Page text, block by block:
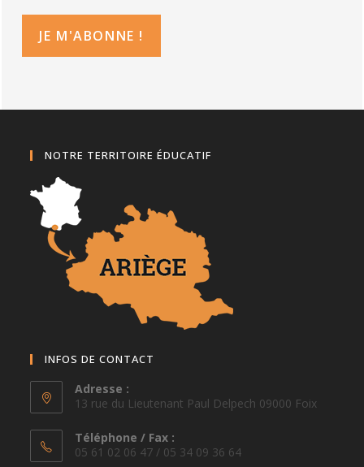
NOTRE TERRITOIRE ÉDUCATIF
INFOS DE CONTACT
Adresse :
13 rue du Lieutenant Paul Delpech 09000 Foix
Téléphone / Fax :
05 61 02 06 47 / 05 34 09 36 64